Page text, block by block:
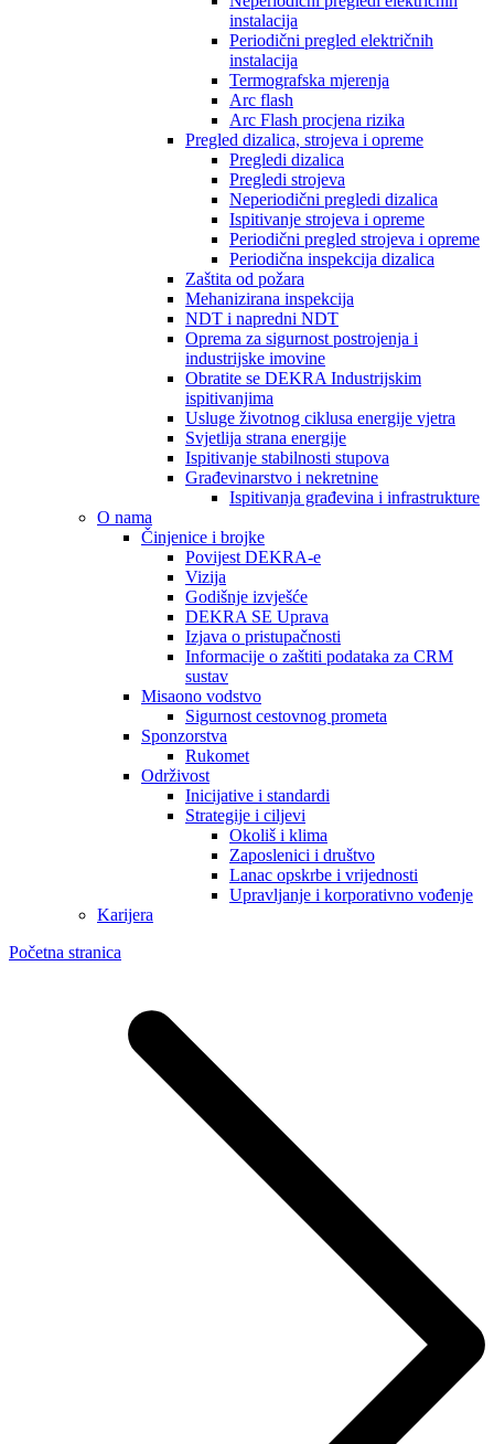
instalacija
Periodični pregled električnih
instalacija
Termografska mjerenja
Arc flash
Arc Flash procjena rizika
Pregled dizalica, strojeva i opreme
Pregledi dizalica
Pregledi strojeva
Neperiodični pregledi dizalica
Ispitivanje strojeva i opreme
Periodični pregled strojeva i opreme
Periodična inspekcija dizalica
Zaštita od požara
Mehanizirana inspekcija
NDT i napredni NDT
Oprema za sigurnost postrojenja i
industrijske imovine
Obratite se DEKRA Industrijskim
ispitivanjima
Usluge životnog ciklusa energije vjetra
Svjetlija strana energije
Ispitivanje stabilnosti stupova
Građevinarstvo i nekretnine
Ispitivanja građevina i infrastrukture
O nama
Činjenice i brojke
Povijest DEKRA-e
Vizija
Godišnje izvješće
DEKRA SE Uprava
Izjava o pristupačnosti
Informacije o zaštiti podataka za CRM
sustav
Misaono vodstvo
Sigurnost cestovnog prometa
Sponzorstva
Rukomet
Održivost
Inicijative i standardi
Strategije i ciljevi
Okoliš i klima
Zaposlenici i društvo
Lanac opskrbe i vrijednosti
Upravljanje i korporativno vođenje
Karijera
Početna stranica